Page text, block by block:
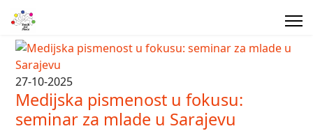
27-10-2025
Medijska pismenost u fokusu:
seminar za mlade u Sarajevu